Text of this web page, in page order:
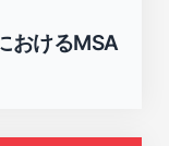
おけるMSA